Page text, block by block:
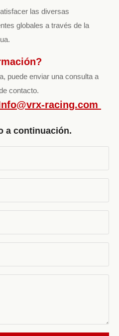
las diversas
globales a través de la
puede enviar una consulta a
contacto.
racing.com
a continuación.